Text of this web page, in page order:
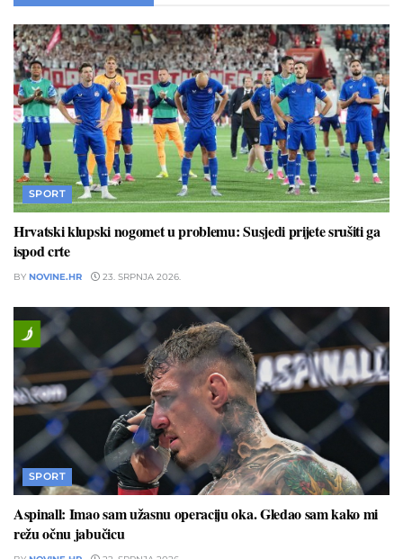
SPORT
Hrvatski klupski nogomet u problemu: Susjedi prijete srušiti ga
ispod crte
BY NOVINE.HR 23. SRPNJA 2026.
SPORT
Aspinall: Imao sam užasnu operaciju oka. Gledao sam kako mi
režu očnu jabučicu